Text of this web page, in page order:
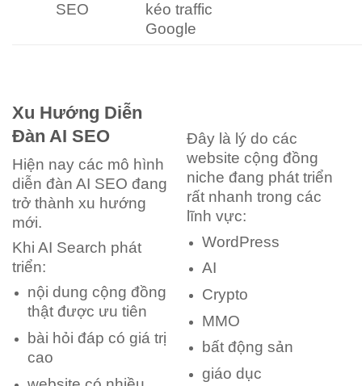
SEO
kéo traffic
Google
Xu Hướng Diễn
Đàn AI SEO
Hiện nay các mô hình
diễn đàn AI SEO đang
trở thành xu hướng
mới.
Khi AI Search phát
triển:
nội dung cộng đồng
thật được ưu tiên
bài hỏi đáp có giá trị
cao
Đây là lý do các
website cộng đồng
niche đang phát triển
rất nhanh trong các
lĩnh vực:
WordPress
AI
Crypto
MMO
bất động sản
giáo dục